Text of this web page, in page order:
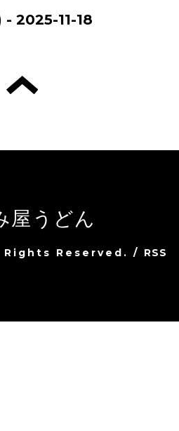
2025-11-18
屋うどん
Reserved. / RSS